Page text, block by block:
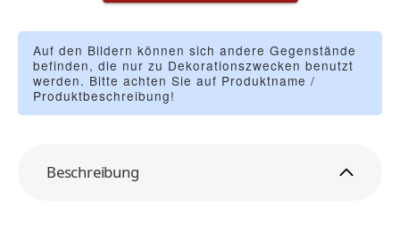
Auf den Bildern können sich andere Gegenstände
befinden, die nur zu Dekorationszwecken benutzt
werden. Bitte achten Sie auf Produktname /
Produktbeschreibung!
Beschreibung